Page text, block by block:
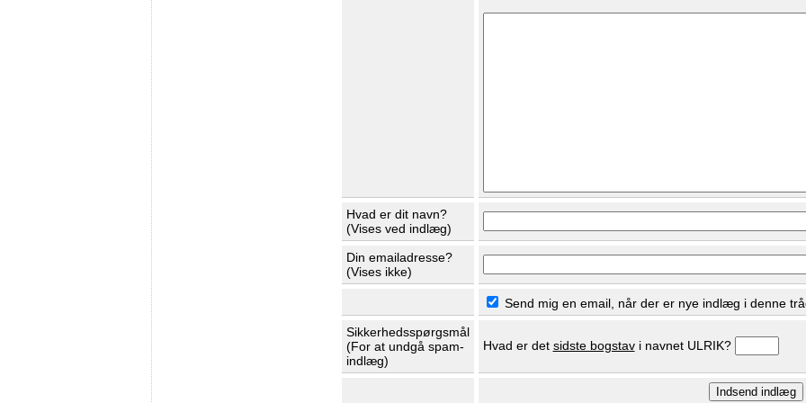
Hvad er dit navn?
(Vises ved indlæg)
Din emailadresse?
(Vises ikke)
Send mig en email, når der er nye indlæg i denne
Sikkerhedsspørgsmål
(For at undgå spam-
indlæg)
Hvad er det sidste bogstavi navnet ULRIK?